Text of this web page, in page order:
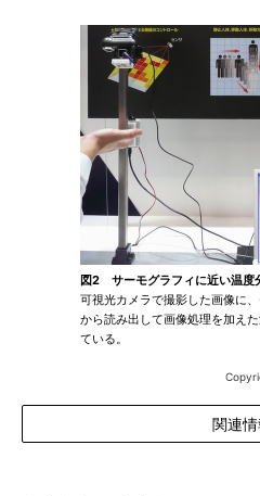
図2 サーモグラフィに近い温度
可視光カメラで撮影した画像に
から読み出して画像処理を加え
ている。
関連情